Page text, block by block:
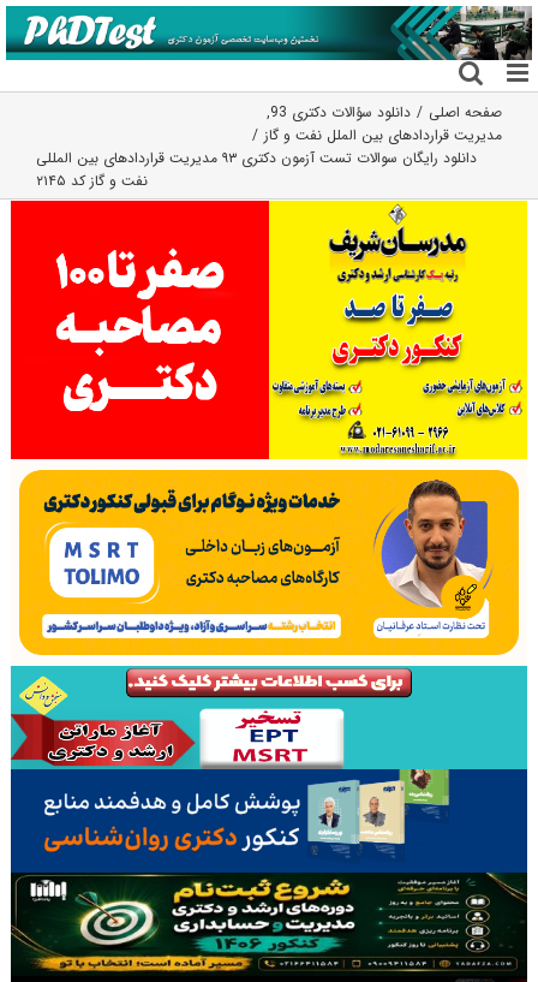
رفتن
به
محتوا
صفحه اصلی دانلود سؤالات دکتری 93
,
مدیریت قراردادهای بین الملل نفت و گاز
دانلود رایگان سوالات تست آزمون دکتری ۹۳ مدیریت قراردادهای بین المللی
نفت و گاز کد ۲۱۴۵